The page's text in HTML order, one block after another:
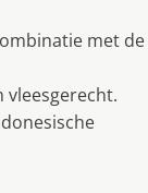
met de
vleesgerecht.